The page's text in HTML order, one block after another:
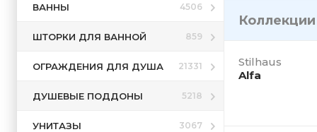
ВАННЫ 4506
ШТОРКИ ДЛЯ ВАННОЙ 859
ОГРАЖДЕНИЯ ДЛЯ ДУША 21331
ДУШЕВЫЕ ПОДДОНЫ 5218
УНИТАЗЫ 3067
Коллекции
Stilhaus
Alfa